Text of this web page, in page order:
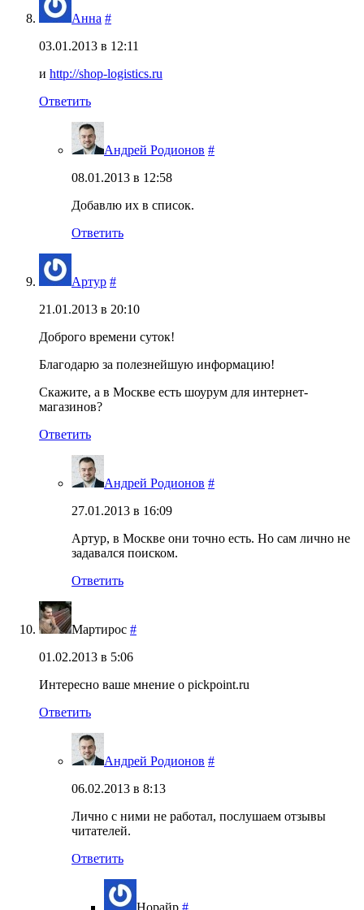
Анна #
03.01.2013 в 12:11
и http://shop-logistics.ru
Ответить
Андрей Родионов #
08.01.2013 в 12:58
Добавлю их в список.
Ответить
Артур #
21.01.2013 в 20:10
Доброго времени суток!
Благодарю за полезнейшую информацию!
Скажите, а в Москве есть шоурум для интернет-
магазинов?
Ответить
Андрей Родионов #
27.01.2013 в 16:09
Артур, в Москве они точно есть. Но сам лично не
задавался поиском.
Ответить
Мартирос #
01.02.2013 в 5:06
Интересно ваше мнение о pickpoint.ru
Ответить
Андрей Родионов #
06.02.2013 в 8:13
Лично с ними не работал, послушаем отзывы
читателей.
Ответить
Норайр #